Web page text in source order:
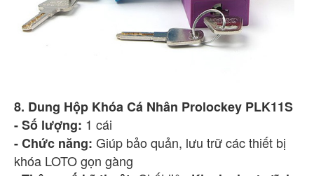
8. Dung Hộp Khóa Cá Nhân Prolockey PLK11S
- Số lượng: 1 cái
- Chức năng: Giúp bảo quản, lưu trữ các thiết bị
khóa LOTO gọn gàng